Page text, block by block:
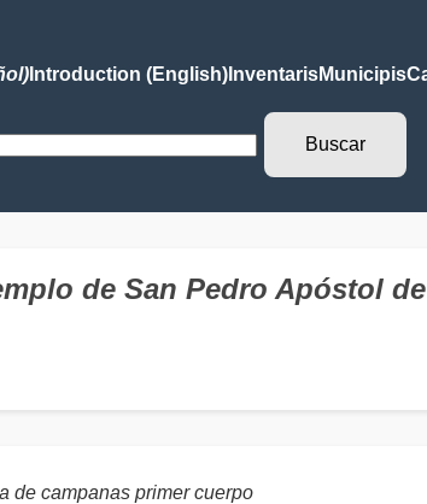
Introduction (English)InventarisMunicipis
de San Pedro Apóstol
de campanas primer cuerpo